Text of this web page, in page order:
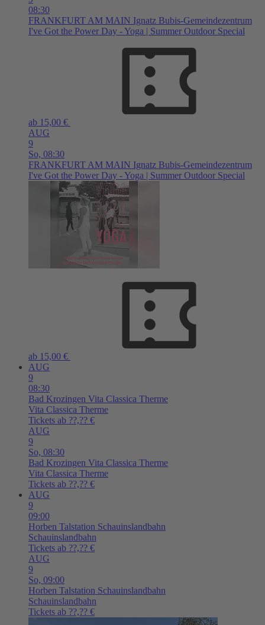
08:30
FRANKFURT AM MAIN Ignatz Bubis-Gemeindezentrum
I've Got the Power Day - Yoga | Summer Outdoor Special
ab 15,00 €
AUG
9
So, 08:30
FRANKFURT AM MAIN Ignatz Bubis-Gemeindezentrum
I've Got the Power Day - Yoga | Summer Outdoor Special
ab 15,00 €
AUG
9
08:30
Bad Krozingen Vita Classica Therme
Vita Classica Therme
Tickets ab ??,?? €
AUG
9
So, 08:30
Bad Krozingen Vita Classica Therme
Vita Classica Therme
Tickets ab ??,?? €
AUG
9
09:00
Horben Talstation Schauinslandbahn
Schauinslandbahn
Tickets ab ??,?? €
AUG
9
So, 09:00
Horben Talstation Schauinslandbahn
Schauinslandbahn
Tickets ab ??,?? €